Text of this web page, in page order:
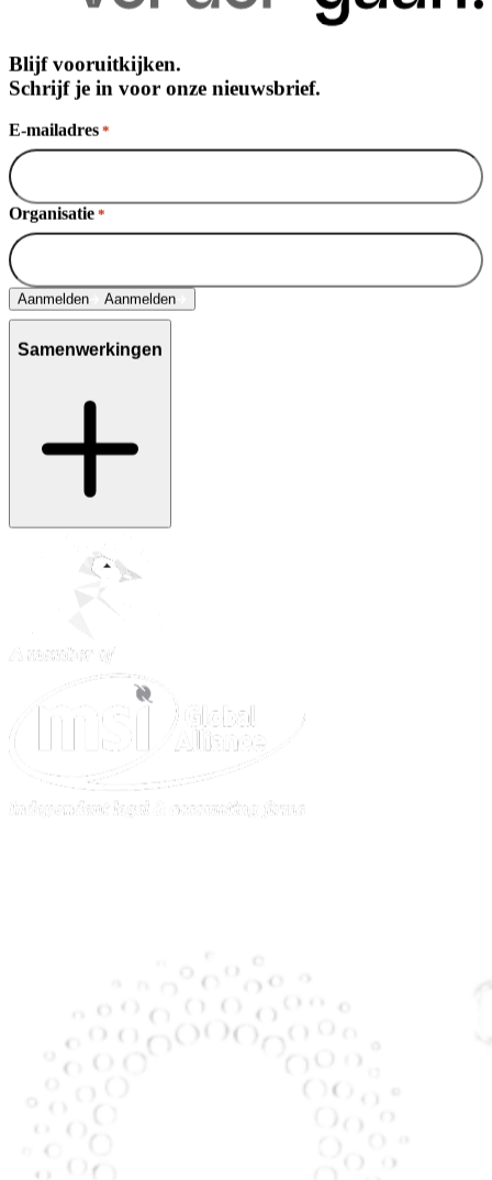
Blijf vooruitkijken.
Schrijf je in voor onze nieuwsbrief.
E-mailadres *
Organisatie *
Aanmelden Aanmelden
Samenwerkingen